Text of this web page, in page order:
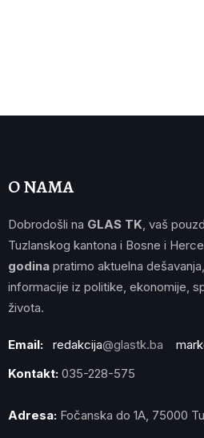
O NAMA
Dobrodošli na GLAS TK , vaš
Tuzlanskog kantona i Bosne i
godina pratimo aktuelna
informacije iz politike, ekonomije,
života.
Email: redakcija@glastk.ba
Kontakt: 035-228-575
Adresa: Fočanska do 1A, 75000